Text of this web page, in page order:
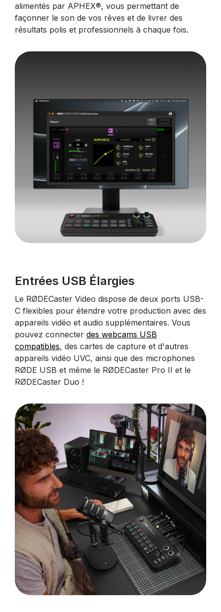
alimentés par APHEX®, vous permettant de
façonner le son de vos rêves et de livrer des
résultats polis et professionnels à chaque fois.
Entrées USB Élargies
Le RØDECaster Video dispose de deux ports USB-
C flexibles pour étendre votre production avec des
appareils vidéo et audio supplémentaires. Vous
pouvez connecter des webcams USB
compatibles, des cartes de capture et d'autres
appareils vidéo UVC, ainsi que des microphones
RØDE USB et même le RØDECaster Pro II et le
RØDECaster Duo !